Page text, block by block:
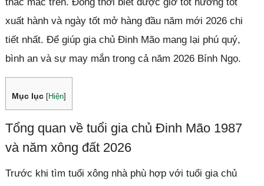
xuất hành và ngày tốt mở hàng đầu năm mới 2026 chi
tiết nhất. Để giúp gia chủ Đinh Mão mang lại phú quý,
bình an và sự may mắn trong cả năm 2026 Bính Ngọ.
Mục lục Hiện]
Tổng quan về tuổi gia chủ Đinh Mão 1987
và năm xông đất 2026
Trước khi tìm tuổi xông nhà phù hợp với tuổi gia chủ